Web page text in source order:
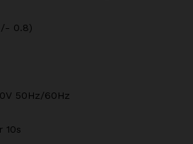
0.8)
50Hz/60Hz
10s